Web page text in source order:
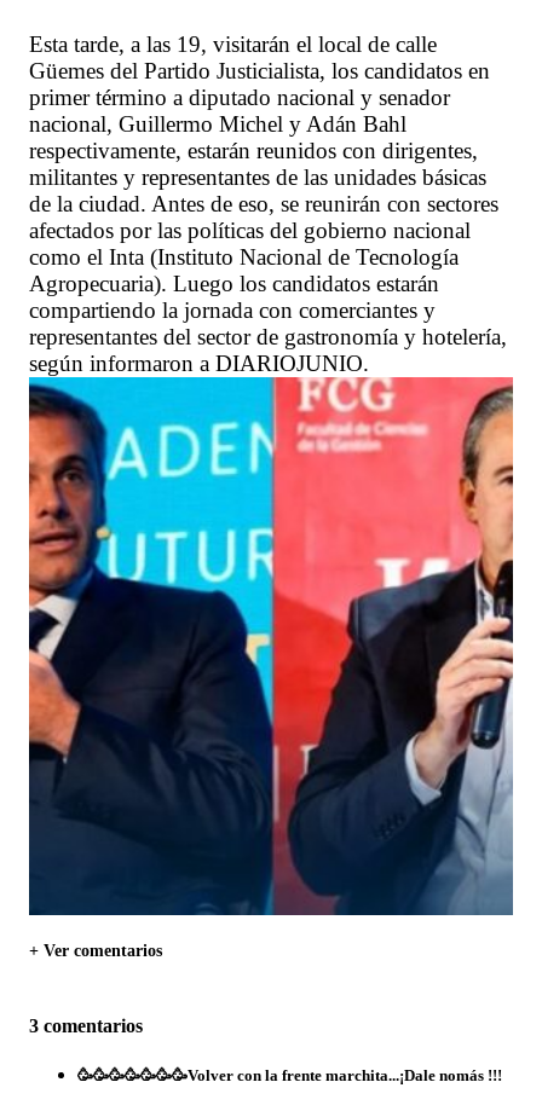
Esta tarde, a las 19, visitarán el local de calle
Güemes del Partido Justicialista, los candidatos en
primer término a diputado nacional y senador
nacional, Guillermo Michel y Adán Bahl
respectivamente, estarán reunidos con dirigentes,
militantes y representantes de las unidades básicas
de la ciudad. Antes de eso, se reunirán con sectores
afectados por las políticas del gobierno nacional
como el Inta (Instituto Nacional de Tecnología
Agropecuaria). Luego los candidatos estarán
compartiendo la jornada con comerciantes y
representantes del sector de gastronomía y hotelería,
según informaron a DIARIOJUNIO.
+ Ver comentarios
3 comentarios
🥳🥳🥳🥳🥳🥳🥳Volver con la frente marchita...¡Dale nomás !!!